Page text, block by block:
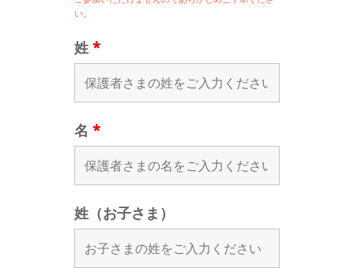
い。
姓 *
名 *
姓（お子さま）